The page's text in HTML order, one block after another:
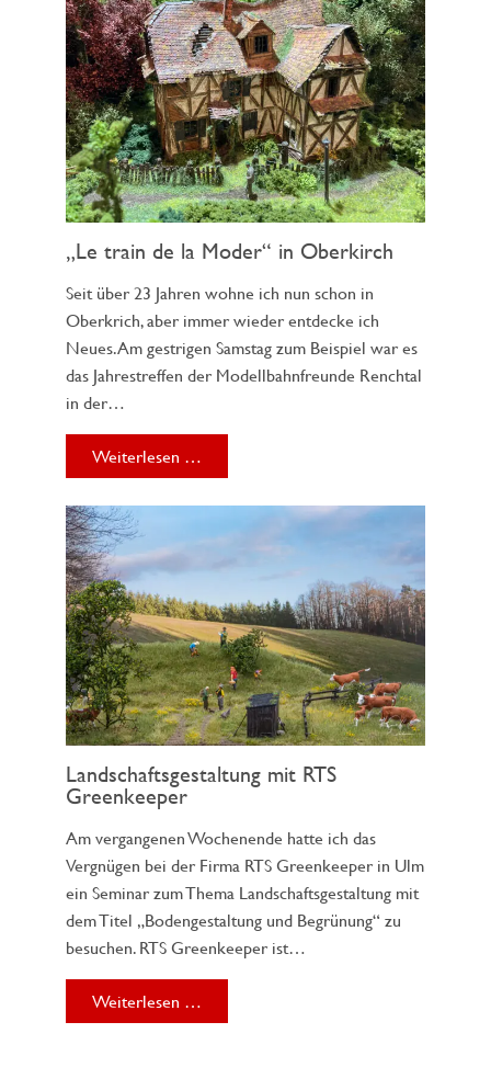
„Le train de la Moder“ in Oberkirch
Seit über 23 Jahren wohne ich nun schon in
Oberkrich, aber immer wieder entdecke ich
Neues. Am gestrigen Samstag zum Beispiel war es
das Jahrestreffen der Modellbahnfreunde Renchtal
in der…
Weiterlesen …
Landschaftsgestaltung mit RTS
Greenkeeper
Am vergangenen Wochenende hatte ich das
Vergnügen bei der Firma RTS Greenkeeper in Ulm
ein Seminar zum Thema Landschaftsgestaltung mit
dem Titel „Bodengestaltung und Begrünung“ zu
besuchen. RTS Greenkeeper ist…
Weiterlesen …